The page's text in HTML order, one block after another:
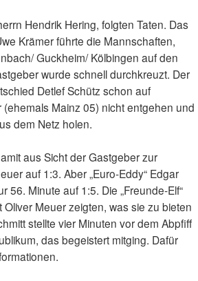
Hendrik Hering, folgten Taten. Das
Krämer führte die Mannschaften,
Guckheim/ Kölbingen auf den
wurde schnell durchkreuzt. Der
Detlef Schütz schon auf
Mainz 05) nicht entgehen und
dem Netz holen.
aus Sicht der Gastgeber zur
auf 1:3. Aber „Euro-Eddy“ Edgar
56. Minute auf 1:5. Die „Freunde-Elf“
Meuer zeigten, was sie zu bieten
stellte vier Minuten vor dem Abpfiff
das begeistert mitging. Dafür